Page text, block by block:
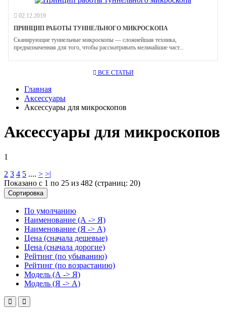
02.12.2019
ПРИНЦИП РАБОТЫ ТУННЕЛЬНОГО МИКРОСКОПА
Сканирующие туннельные микроскопы — сложнейшая техника,
предназначенная для того, чтобы рассматривать мельчайшие част...
ВСЕ СТАТЬИ
Главная
Аксессуары
Аксессуары для микроскопов
Аксессуары для микроскопов
1
2 3 4 5 .... > >|
Показано с 1 по 25 из 482 (страниц: 20)
Сортировка
По умолчанию
Наименование (А -> Я)
Наименование (Я -> А)
Цена (сначала дешевые)
Цена (сначала дорогие)
Рейтинг (по убыванию)
Рейтинг (по возрастанию)
Модель (А -> Я)
Модель (Я -> А)